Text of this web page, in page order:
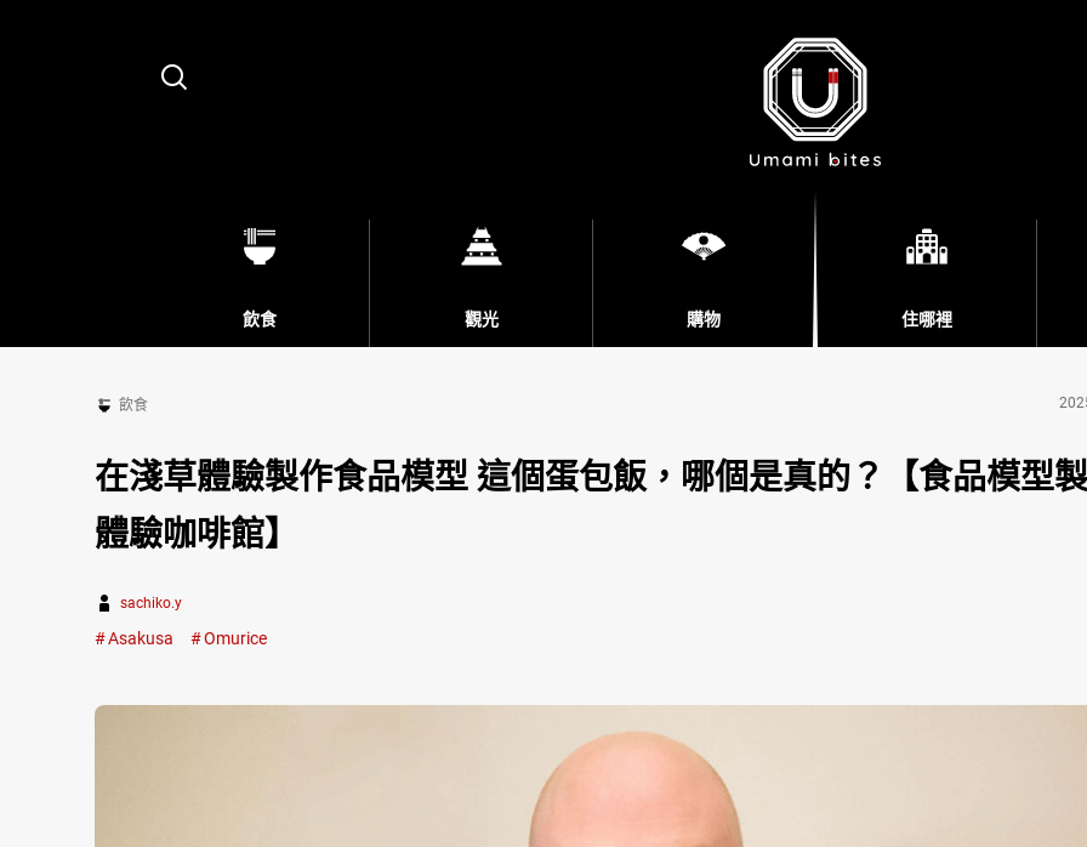
Search
飲食 觀光 購物 住哪裡
飲食
在淺草體驗製作食品模型 這個蛋包飯，哪個是真的？【食品模型
體驗咖啡館】
sachiko.y
Asakusa Omurice